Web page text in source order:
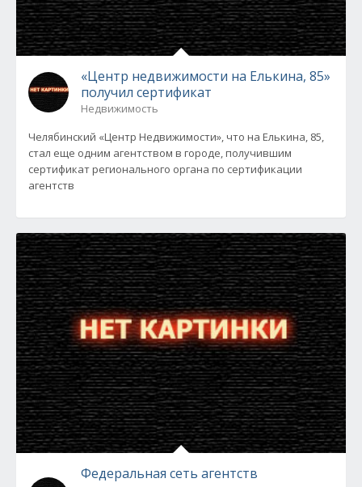
«Центр недвижимости на Елькина, 85»
получил сертификат
Недвижимость
Челябинский «Центр Недвижимости», что на Елькина, 85,
стал еще одним агентством в городе, получившим
сертификат регионального органа по сертификации
агентств
Федеральная сеть агентств